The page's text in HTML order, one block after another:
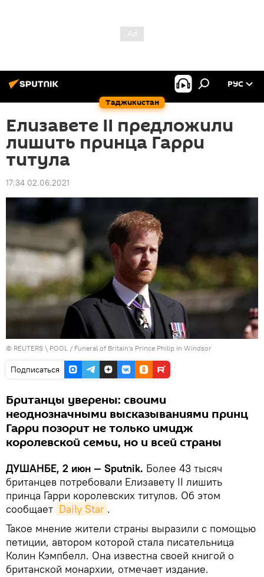
Таджикистан
РУС
Елизавете II предложили
лишить принца Гарри
титула
17:34 02.06.2021
© REUTERS \ POOL / Funeral of Britain's Prince Philip in Windsor
Подписаться
Британцы уверены: своими
неоднозначными высказываниями принц
Гарри позорит не только имидж
королевской семьи, но и всей страны
ДУШАНБЕ, 2 июн — Sputnik. Более 43 тысяч
британцев потребовали Елизавету II лишить
принца Гарри королевских титулов. Об этом
сообщает Daily Star .
Такое мнение жители страны выразили с помощью
петиции, автором которой стала писательница
Колин Кэмпбелл. Она известна своей книгой о
британской монархии, отмечает издание.